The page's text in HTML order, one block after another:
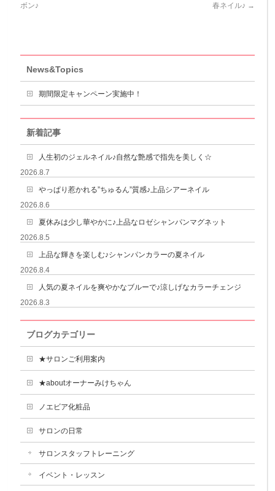
ボン♪
春ネイル♪ →
News&Topics
期間限定キャンペーン実施中！
新着記事
人生初のジェルネイル♪自然な艶感で指先を美しく☆
2026.8.7
やっぱり惹かれる”ちゅるん”質感♪上品シアーネイル
2026.8.6
夏休みは少し華やかに♪上品なロゼシャンパンマグネット
2026.8.5
上品な輝きを楽しむ♪シャンパンカラーの夏ネイル
2026.8.4
人気の夏ネイルを爽やかなブルーで♪涼しげなカラーチェンジ
2026.8.3
ブログカテゴリー
★サロンご利用案内
★aboutオーナーみけちゃん
ノエビア化粧品
サロンの日常
サロンスタッフトレーニング
イベント・レッスン